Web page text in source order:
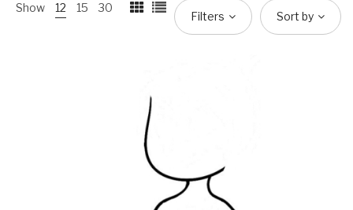
Show 12 15 30
Filters Sort by